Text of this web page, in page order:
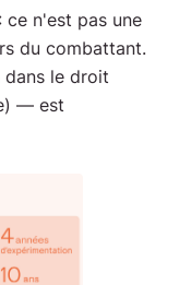
ce n'est pas une
du combattant.
le droit
— est